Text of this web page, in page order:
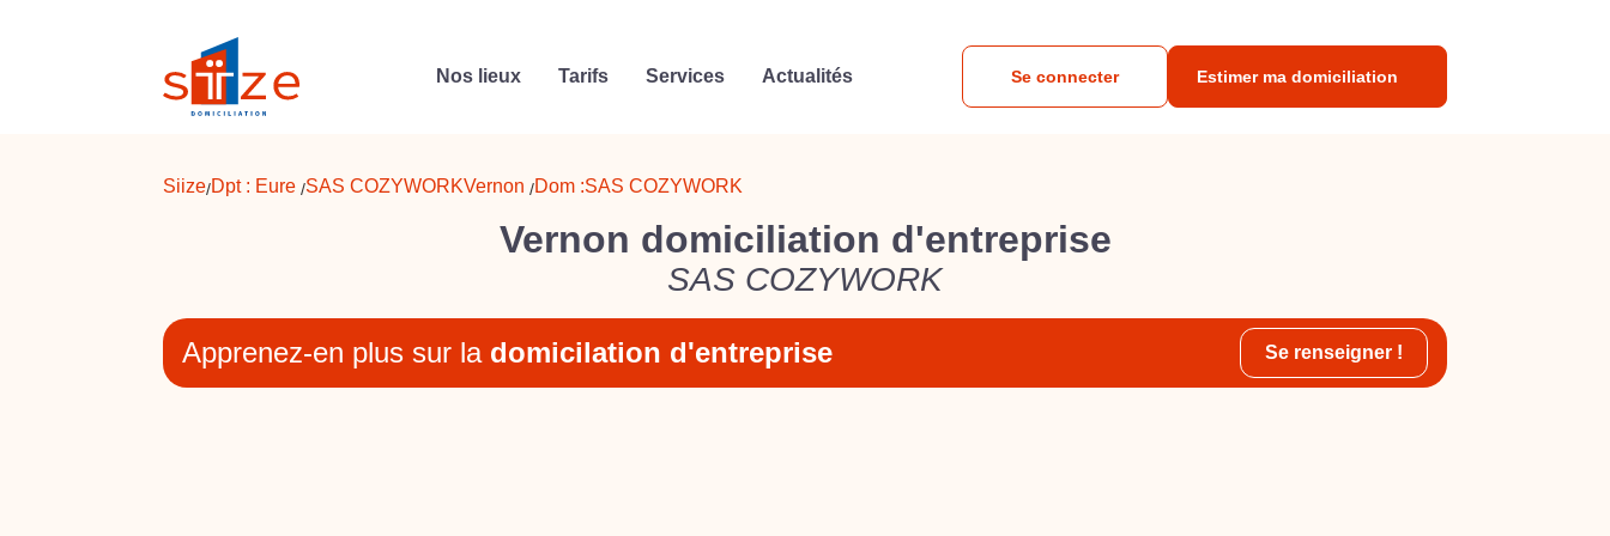
Nos lieux Tarifs Services Actualités Se connecter Estimer ma domiciliation
Siize/Dpt : Eure /SAS COZYWORKVernon /Dom :SAS COZYWORK
Vernon domiciliation d'entreprise
SAS COZYWORK
Apprenez-en plus sur la domicilation d'entreprise Se renseigner !